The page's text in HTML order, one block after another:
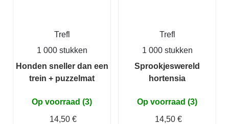
Trefl
1 000 stukken
Honden sneller dan een
trein + puzzelmat
Op voorraad (3)
14,50 €
Trefl
1 000 stukken
Sprookjeswereld
hortensia
Op voorraad (3)
14,50 €